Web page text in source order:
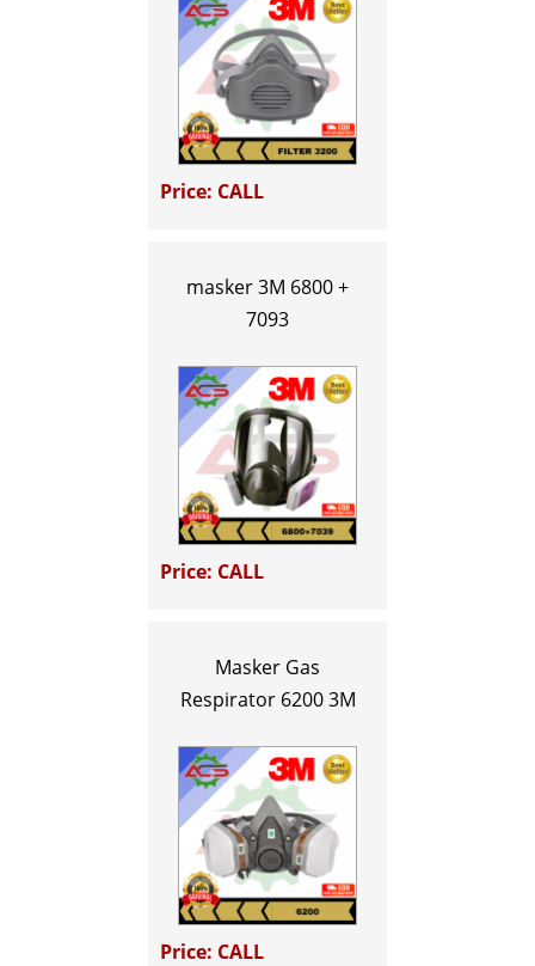
Price: CALL
masker 3M 6800 +
7093
Price: CALL
Masker Gas
Respirator 6200 3M
Price: CALL